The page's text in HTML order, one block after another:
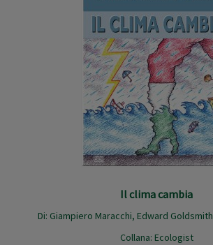
Il clima cambia
Di: Giampiero Maracchi, Edward Goldsmith
Collana: Ecologist